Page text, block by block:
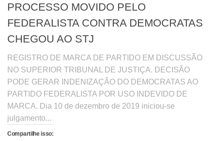
PROCESSO MOVIDO PELO
FEDERALISTA CONTRA DEMOCRATAS
CHEGOU AO STJ
REGISTRO DE MARCA DE PARTIDO EM DISCUSSÃO
NO SUPERIOR TRIBUNAL DE JUSTIÇA. DECISÃO
PODE GERAR INDENIZAÇÃO DO DEMOCRATAS AO
PARTIDO FEDERALISTA POR USO INDEVIDO DE
MARCA. Dia 10 de dezembro de 2019 iniciou-se
julgamento...
Compartilhe isso: